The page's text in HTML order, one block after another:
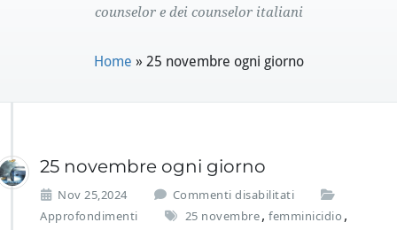
counselor e dei counselor italiani
Home » 25 novembre ogni giorno
25 novembre ogni giorno
Nov 25,2024 Commenti disabilitati
u
Approfondimenti 25 novembre, femminicidio ,